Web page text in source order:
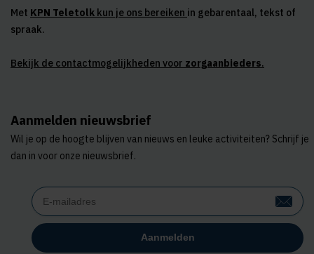
Met KPN Teletolk kun je ons bereiken in gebarentaal, tekst of
spraak.
Bekijk de contactmogelijkheden voor zorgaanbieders.
Aanmelden nieuwsbrief
Wil je op de hoogte blijven van nieuws en leuke activiteiten? Schrijf je
dan in voor onze nieuwsbrief.